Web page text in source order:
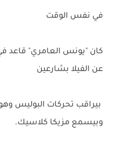
في نفس الوقت
كان "يونس العامري" قاعد
عن الفيلا بشارعين
بيراقب تحركات البوليس
وبيسمع مزيكا كلاسيك.